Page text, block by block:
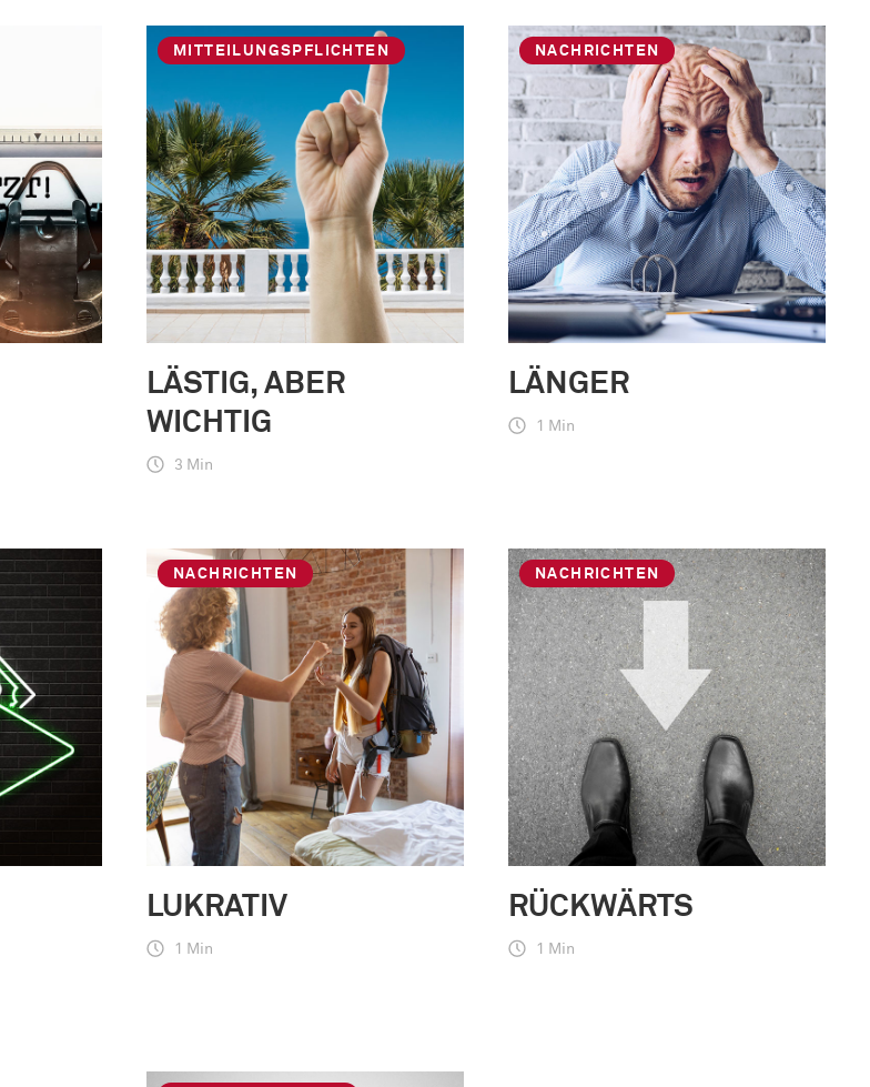
MITTEILUNGSPFLICHTEN
LÄSTIG, ABER
WICHTIG
3 Min
NACHRICHTEN
LÄNGER
1 Min
NACHRICHTEN
LUKRATIV
1 Min
NACHRICHTEN
RÜCKWÄRTS
1 Min